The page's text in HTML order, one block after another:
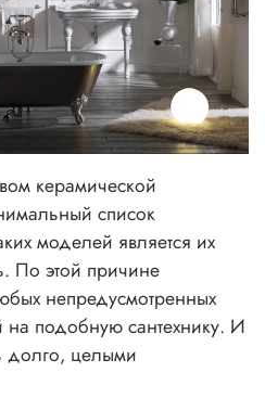
керамической
список
моделей является их
По этой причине
непредусмотренных
на подобную сантехнику. И
долго, целыми